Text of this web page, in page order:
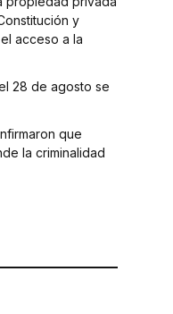
y
acceso a la
28 de agosto se
que
la criminalidad